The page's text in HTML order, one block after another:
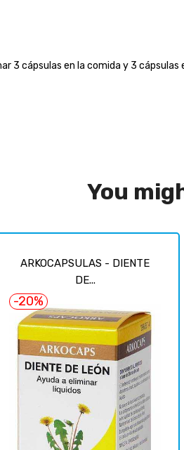
3 cápsulas en la comida y 3 cápsulas
You
ARKOCAPSULAS - DIENTE
DE...
-20%